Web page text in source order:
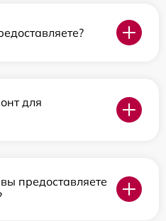
для
предоставляете